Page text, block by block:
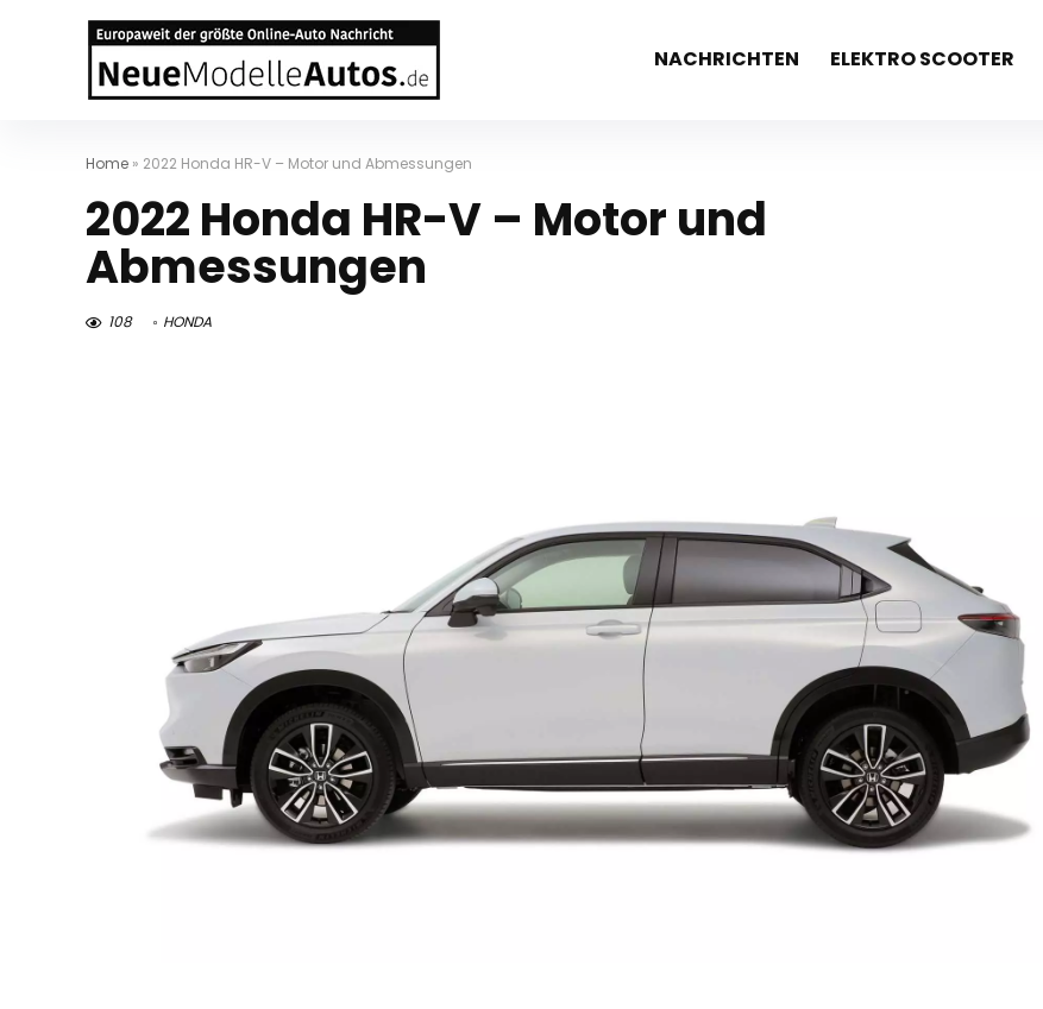
NACHRICHTEN ELEKTRO SCOOTER
Home » 2022 Honda HR-V – Motor und Abmessungen
2022 Honda HR-V – Motor und
Abmessungen
108 HONDA